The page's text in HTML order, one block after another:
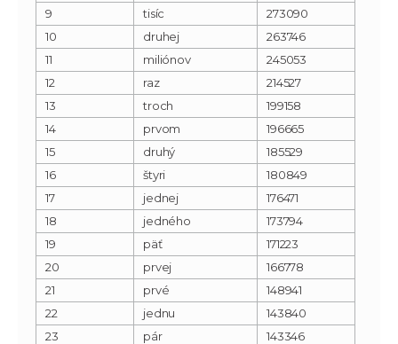
9
tisíc
273090
10
druhej
263746
11
miliónov
245053
12
raz
214527
13
troch
199158
14
prvom
196665
15
druhý
185529
16
štyri
180849
17
jednej
176471
18
jedného
173794
19
päť
171223
20
prvej
166778
21
prvé
148941
22
jednu
143840
23
pár
143346